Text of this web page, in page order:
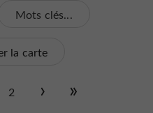
Mots clés...
la carte
2